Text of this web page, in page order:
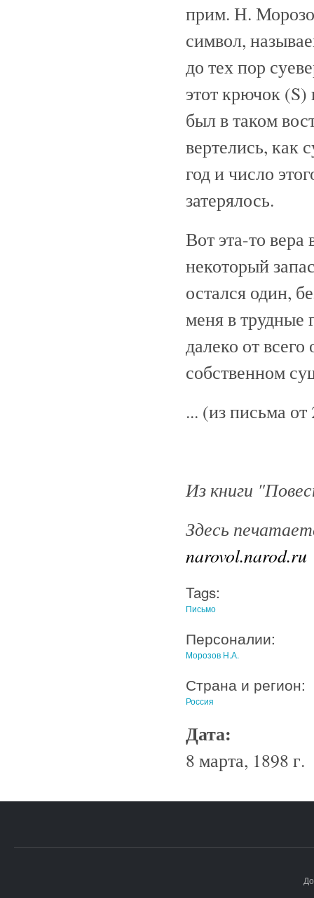
прим. Н.
символ,
до тех пор
этот крючок
был в таком
вертелись, как
год и число
затерялось.
Вот эта-то вера
некоторый
остался один,
меня в трудные
далеко от
собственном
... (из письма
Из книги
Здесь
narovol.narod.ru
Tags:
Письмо
Персоналии:
Морозов Н.А.
Страна и регион:
Россия
Дата:
8 марта, 1898 г.